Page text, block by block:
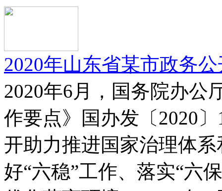
2020年山东省某市政务
2020年6月，国务院办公
作要点》国办发〔2020
开助力推进国家治理体
好“六稳”工作、落实“六